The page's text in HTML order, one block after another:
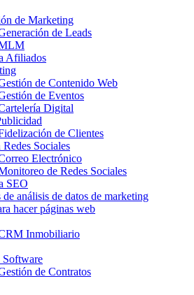
de Marketing
de Leads
Afiliados
de Contenido Web
de Eventos
Digital
de Clientes
Sociales
Electrónico
de Redes Sociales
SEO
análisis de datos de marketing
hacer páginas web
Inmobiliario
de Contratos